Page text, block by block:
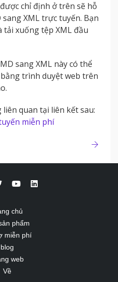
chỉ định ở trên sẽ hỗ
XML trực tuyến. Bạn
tải xuống tệp XML đầu
sang XML này có thể
trình duyệt web trên
quan tại liên kết sau:
miễn phí
chủ
phẩm
miễn phí
blog
web
Về